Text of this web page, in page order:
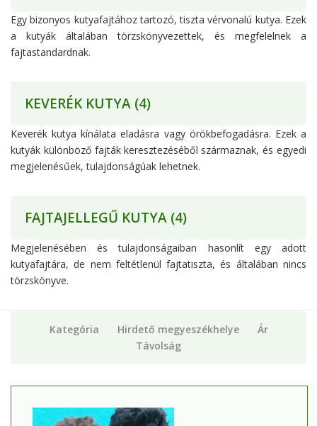
Egy bizonyos kutyafajtához tartozó, tiszta vérvonalú kutya. Ezek
a kutyák általában törzskönyvezettek, és megfelelnek a
fajtastandardnak.
KEVERÉK KUTYA (4)
Keverék kutya kínálata eladásra vagy örökbefogadásra. Ezek a
kutyák különböző fajták keresztezéséből származnak, és egyedi
megjelenésűek, tulajdonságúak lehetnek.
FAJTAJELLEGŰ KUTYA (4)
Megjelenésében és tulajdonságaiban hasonlít egy adott
kutyafajtára, de nem feltétlenül fajtatiszta, és általában nincs
törzskönyve.
Kategória Hirdető megyeszékhelye
Ár
Távolság